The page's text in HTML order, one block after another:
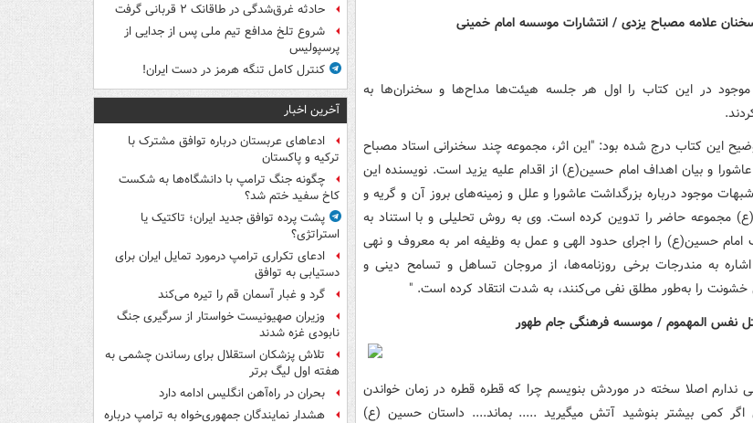
در این کتاب را اول هر جلسه هیئت‌ها مداح‌ها و سخنران‌ها به
این کتاب درج شده بود: "این اثر، مجموعه چند سخنرانی استاد مصباح
و بیان اهداف امام حسین(ع) از اقدام علیه یزید است. نویسنده این
موجود درباره بزرگداشت عاشورا و علل و زمینه‌های بروز آن و گریه و
مجموعه حاضر را تدوین کرده است. وی به روش تحلیلی و با استناد به
حسین(ع) را اجرای حدود الهی و عمل به وظیفه امر به معروف و نهی
اشاره به مندرجات برخی روزنامه‌ها، از مروجان تساهل و تسامح دینی و
خشونت را به‌طور مطلق نفی می‌کنند، به شدت انتقاد کرده است. "
ندارم اصلا سخته در موردش بنویسم چرا که قطره قطره در زمان خواندن
کمی بیشتر بنوشید آتش میگیرید ..... بماند.... داستان حسین (ع)
حادثه غرق‌شدگی در طاقانک ۲ قربانی گرفت
شروع تلخ مدافع تیم ملی پس از جدایی از
پرسپولیس
کنترل کامل تنگه هرمز در دست ایران!
آخرین اخبار
ادعاهای عربستان درباره توافق مشترک با
ترکیه و پاکستان
چگونه جنگ ترامپ با دانشگاه‌ها به شکست
کاخ سفید ختم شد؟
پشت پرده توافق جدید ایران؛ تاکتیک یا
استراتژی؟
ادعای تکراری ترامپ درمورد تمایل ایران برای
دستیابی به توافق
گرد و غبار آسمان قم را تیره می‌کند
وزیران صهیونیست خواستار از سرگیری جنگ
نابودی غزه شدند
تلاش پزشکان استقلال برای رساندن چشمی به
هفته اول لیگ برتر
بحران در راه‌آهن انگلیس ادامه دارد
هشدار نمایندگان جمهوری‌خواه به ترامپ درباره